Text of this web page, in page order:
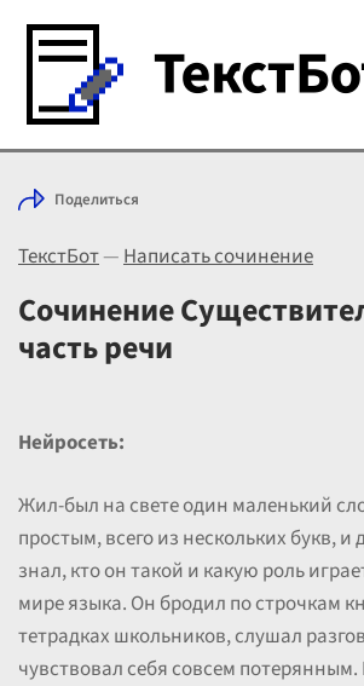
Войти с Telegram
Выбрать режим
Цены
Поделиться
ТекстБот—Написать сочинение
Сочинение
часть речи
Нейросеть:
Жил-был на свете один маленький
простым, всего из нескольких букв, и
знал, кто он такой и какую роль
мире языка. Он бродил по строчкам
тетрадках школьников, слушал
чувствовал себя совсем